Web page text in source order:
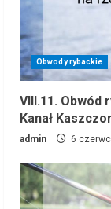
Obwody rybackie
VIII.11.
Kanał
admin 6